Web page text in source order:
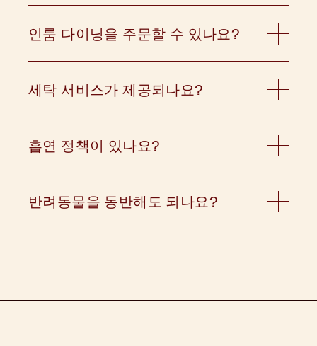
수 있습니다.
인룸 다이닝을 주문할 수 있나요?
을 이용할 수 있습니다!
세탁 서비스가 제공되나요?
니다. 오전 9시까지 세탁물을 팀에 가져다 주시면
흡연 정책이 있나요?
입니다. 호텔 내에서 불을 피우거나 전자담배를 사
용하는 경우, 카드에 $500의 흡연 수수료와 세금이
부과됩니다. 흡연/베이핑으로 인해 소방대가 출동
과됩니다.
반려동물을 동반해도 되나요?
물 친화적인 호텔은 아닙니다.